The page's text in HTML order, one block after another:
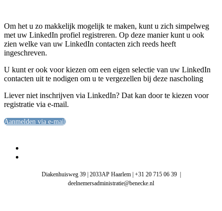
Om het u zo makkelijk mogelijk te maken, kunt u zich simpelweg
met uw LinkedIn profiel registreren. Op deze manier kunt u ook
zien welke van uw LinkedIn contacten zich reeds heeft
ingeschreven.
U kunt er ook voor kiezen om een eigen selectie van uw LinkedIn
contacten uit te nodigen om u te vergezellen bij deze nascholing
Liever niet inschrijven via LinkedIn? Dat kan door te kiezen voor
registratie via e-mail.
Aanmelden via e-mail
Diakenhuisweg 39 | 2033AP Haarlem | +31 20 715 06 39 |
deelnemersadministratie@benecke.nl